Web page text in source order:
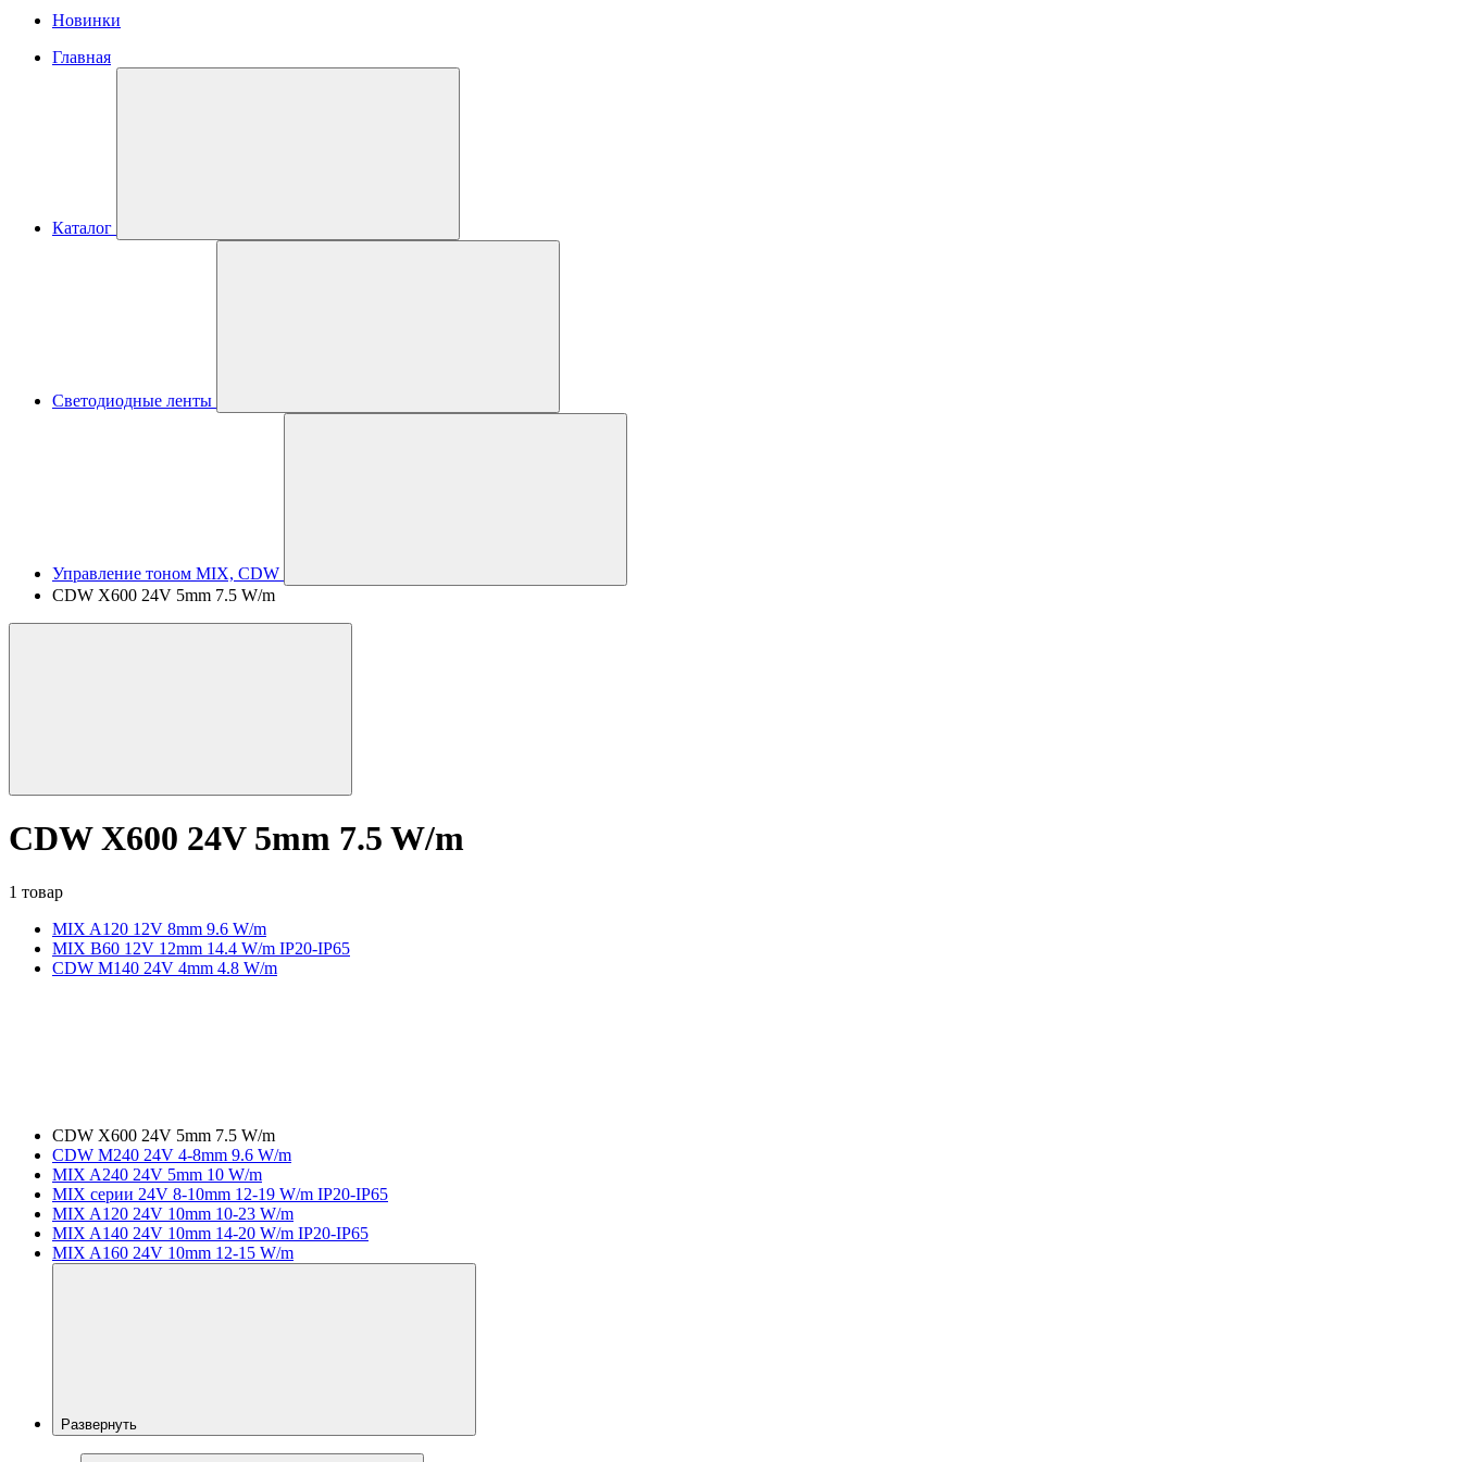
Новинки
Главная
Каталог
Светодиодные ленты
Управление тоном MIX, CDW
CDW X600 24V 5mm 7.5 W/m
CDW X600 24V 5mm 7.5 W/m
1 товар
MIX A120 12V 8mm 9.6 W/m
MIX B60 12V 12mm 14.4 W/m IP20-IP65
CDW M140 24V 4mm 4.8 W/m
CDW X600 24V 5mm 7.5 W/m
CDW M240 24V 4-8mm 9.6 W/m
MIX A240 24V 5mm 10 W/m
MIX серии 24V 8-10mm 12-19 W/m IP20-IP65
MIX A120 24V 10mm 10-23 W/m
MIX A140 24V 10mm 14-20 W/m IP20-IP65
MIX A160 24V 10mm 12-15 W/m
Развернуть